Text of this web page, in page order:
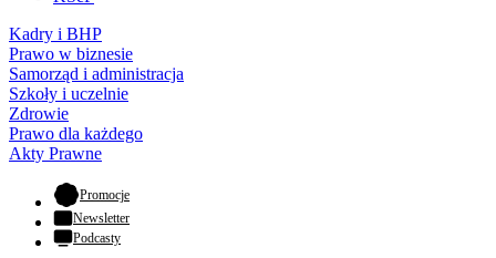
Kadry i BHP
Prawo w biznesie
Samorząd i administracja
Szkoły i uczelnie
Zdrowie
Prawo dla każdego
Akty Prawne
Promocje- otwiera się w nowej karcie
Newsletter
Podcasty